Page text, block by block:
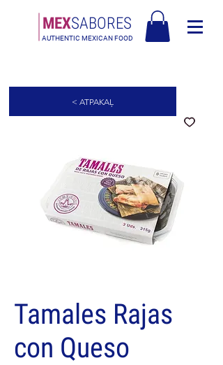
MEXSABORES
AUTHENTIC MEXICAN FOOD
Tamales Rajas
con Queso
< ATPAKAĻ